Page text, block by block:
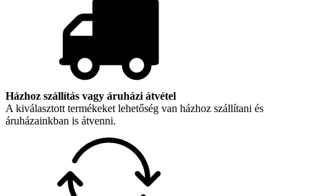
Házhoz szállítás vagy áruházi átvétel
A kiválasztott termékeket lehetőség van házhoz szállítani és
áruházainkban is átvenni.